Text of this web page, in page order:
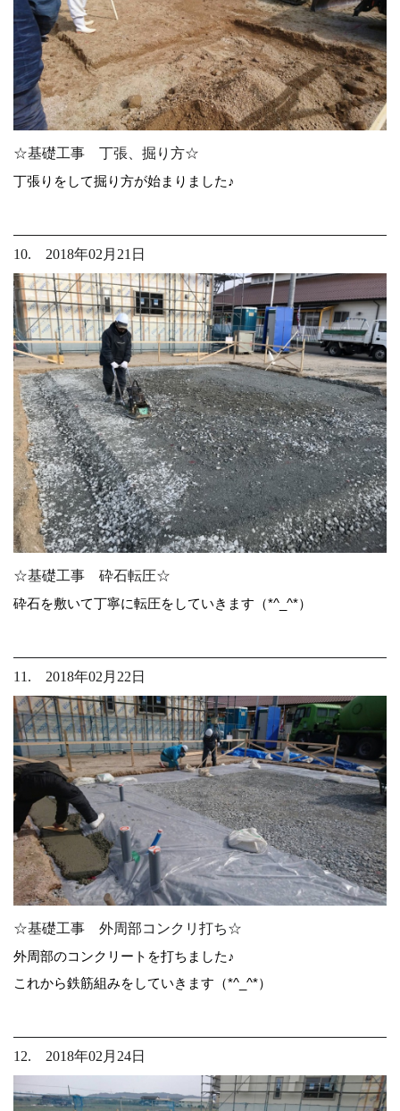
☆基礎工事 丁張、掘り方☆
丁張りをして掘り方が始まりました♪
10. 2018年02月21日
☆基礎工事 砕石転圧☆
砕石を敷いて丁寧に転圧をしていきます（*^_^*）
11. 2018年02月22日
☆基礎工事 外周部コンクリ打ち☆
外周部のコンクリートを打ちました♪
これから鉄筋組みをしていきます（*^_^*）
12. 2018年02月24日